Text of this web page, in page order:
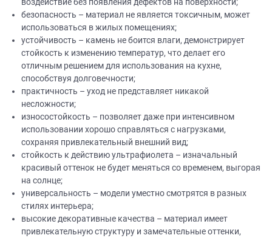
воздействие без появления дефектов на поверхности;
безопасность – материал не является токсичным, может
использоваться в жилых помещениях;
устойчивость – камень не боится влаги, демонстрирует
стойкость к изменению температур, что делает его
отличным решением для использования на кухне,
способствуя долговечности;
практичность – уход не представляет никакой
несложности;
износостойкость – позволяет даже при интенсивном
использовании хорошо справляться с нагрузками,
сохраняя привлекательный внешний вид;
стойкость к действию ультрафиолета – изначальный
красивый оттенок не будет меняться со временем, выгорая
на солнце;
универсальность – модели уместно смотрятся в разных
стилях интерьера;
высокие декоративные качества – материал имеет
привлекательную структуру и замечательные оттенки,